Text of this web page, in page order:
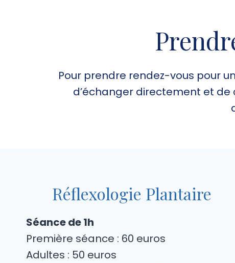
Pour prendre rendez-vous pour
d’échanger directement et
Réflexologie Plantaire
Séance de 1h
Première séance : 60 euros
Adultes : 50 euros